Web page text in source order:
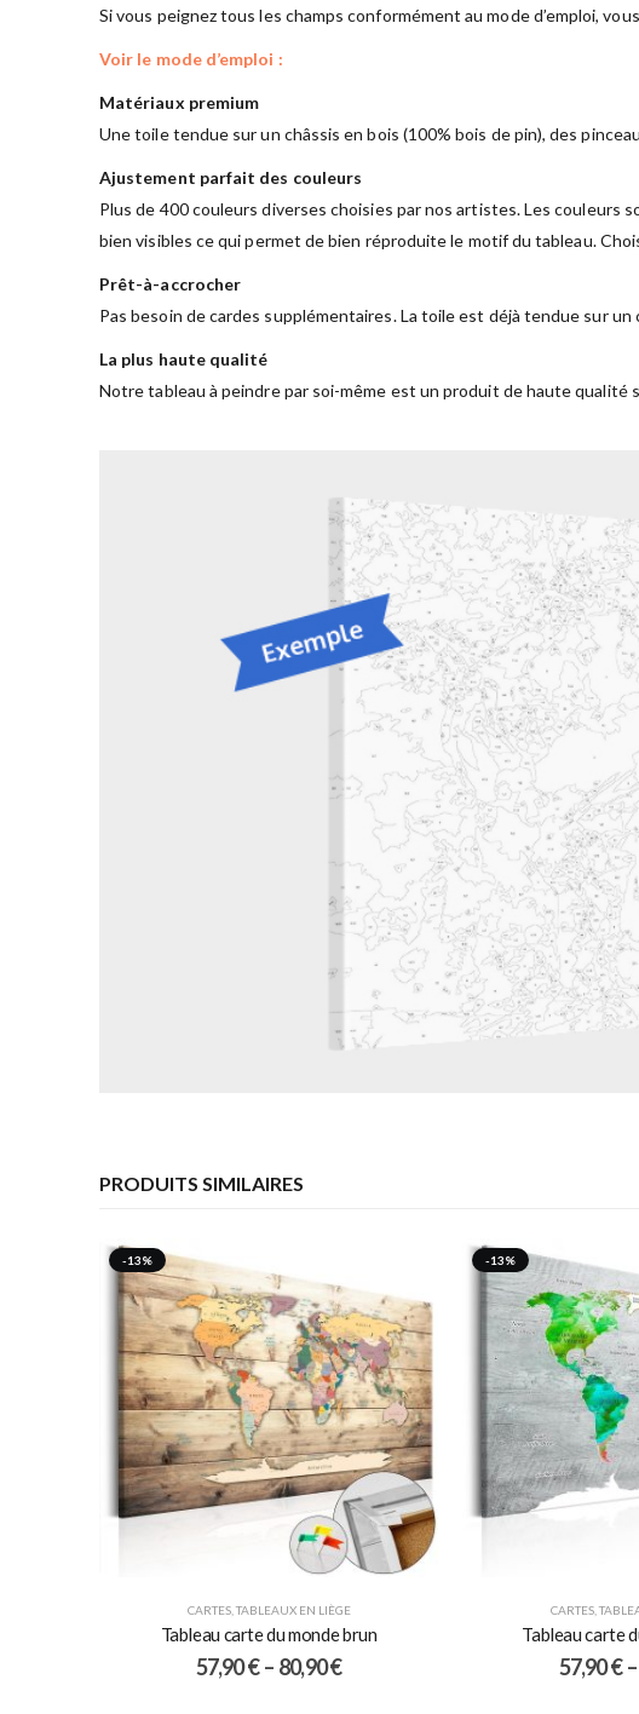
Si vous peignez tous les champs conformément au mode d’emploi,
Voir le mode d’emploi :
Matériaux premium
Une toile tendue sur un châssis en bois (100% bois de pin), des
Ajustement parfait des couleurs
Plus de 400 couleurs diverses choisies par nos artistes. Les couleurs
bien visibles ce qui permet de bien réproduite le motif du tableau.
Prêt-à-accrocher
Pas besoin de cardes supplémentaires. La toile est déjà tendue sur
La plus haute qualité
Notre tableau à peindre par soi-même est un produit de haute qualité
PRODUITS SIMILAIRES
-13%
CARTES,TABLEAUX EN LIÈGE
Tableau carte du monde brun
57,90€ – 80,90€
-13%
CARTES,
Tableau carte
57,90€ –